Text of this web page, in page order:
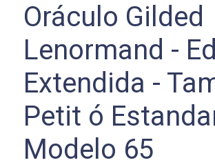
Oráculo Gilded
Lenormand -
Extendida -
Petit ó
Modelo 65